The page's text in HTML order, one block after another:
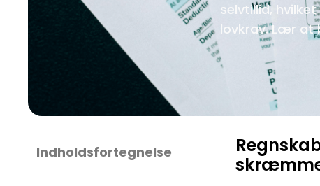
selvtillid,
lovkrav. Lær at
Indholdsfortegnelse